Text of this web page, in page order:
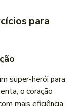
para
super-herói para
o coração
mais eficiência,